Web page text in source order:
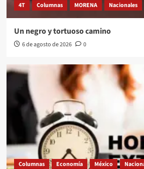
4T Columnas MORENA Nacionales
Un negro y tortuoso camino
6 de agosto de 2026 0
Columnas Economía México